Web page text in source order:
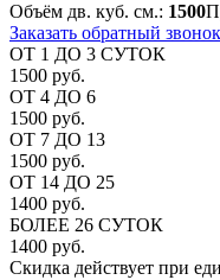
Объём дв. куб. см.: 1500
Заказать обратный звонок
ОТ 1 ДО 3 СУТОК
1500 руб.
ОТ 4 ДО 6
1500 руб.
ОТ 7 ДО 13
1500 руб.
ОТ 14 ДО 25
1400 руб.
БОЛЕЕ 26 СУТОК
1400 руб.
Скидка действует при